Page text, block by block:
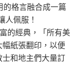
的格言融合成一篇
佩服！
的經典，「所有美
紙張翻印，以便
和地主們大量訂